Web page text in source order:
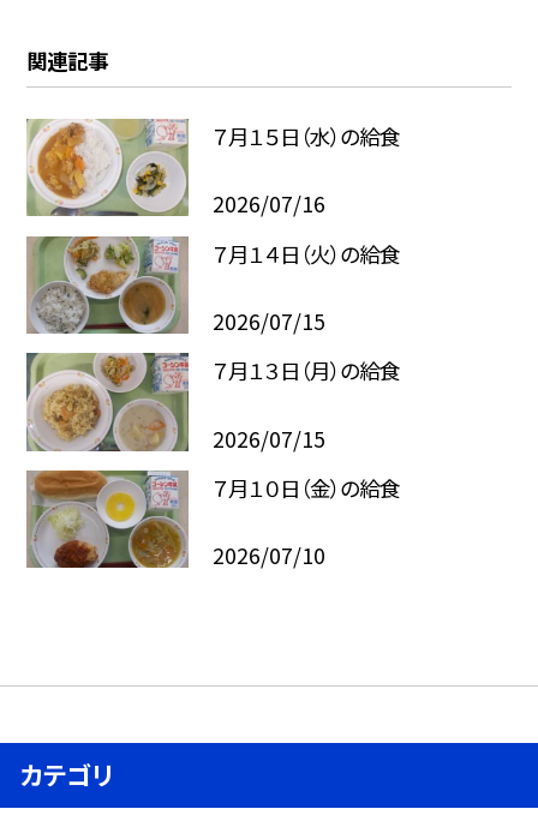
関連記事
７月１５日（水）の給食
2026/07/16
７月１４日（火）の給食
2026/07/15
７月１３日（月）の給食
2026/07/15
７月１０日（金）の給食
2026/07/10
カテゴリ